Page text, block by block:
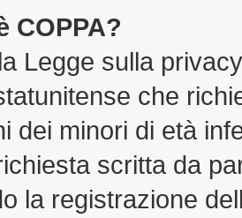
COPPA?
Legge sulla
che
dei minori di età
scritta da
la registrazione